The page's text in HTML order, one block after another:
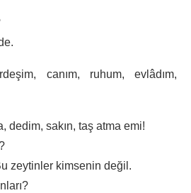
canım, ruhum, evlâdım,
dedim, sakın, taş atma emi!
zeytinler kimsenin değil.